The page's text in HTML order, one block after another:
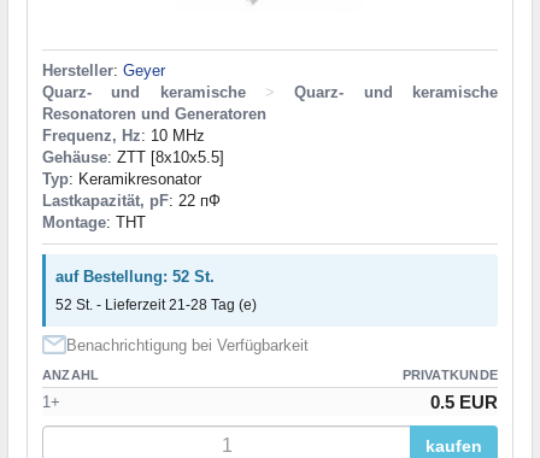
Hersteller: Geyer
Quarz- und keramische
>
Quarz- und keramische
Resonatoren und Generatoren
Frequenz, Hz: 10 MHz
Gehäuse: ZTT [8x10x5.5]
Typ: Keramikresonator
Lastkapazität, pF: 22 пФ
Montage: THT
auf Bestellung: 52 St.
52 St. - Lieferzeit 21-28 Tag (e)
Benachrichtigung bei Verfügbarkeit
ANZAHL PRIVATKUNDE
1+ 0.5 EUR
kaufen